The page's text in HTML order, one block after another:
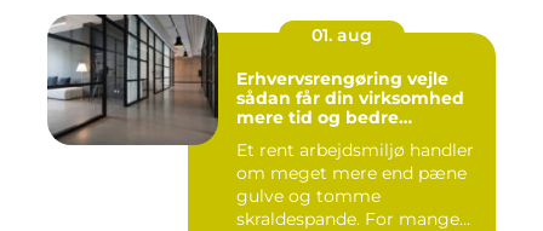
01. aug
Erhvervsrengøring vejle
sådan får din virksomhed
mere tid og bedre
Et rent arbejdsmiljø handler
om meget mere end pæne
gulve og tomme
skraldespande. For mange